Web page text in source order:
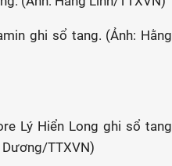
ghi sổ tang. (Ảnh: Hằng
Lý Hiển Long ghi sổ tang
Dương/TTXVN)